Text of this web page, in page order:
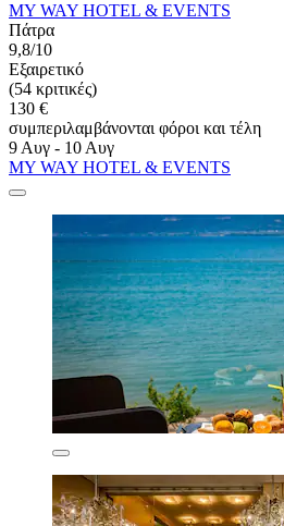
MY WAY HOTEL & EVENTS
Πάτρα
9,8/10
Εξαιρετικό
(54 κριτικές)
130 €
συμπεριλαμβάνονται φόροι και τέλη
9 Αυγ - 10 Αυγ
MY WAY HOTEL & EVENTS